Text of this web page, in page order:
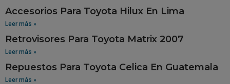
Accesorios Para Toyota Hilux En Lima
Leer más »
Retrovisores Para Toyota Matrix 2007
Leer más »
Repuestos Para Toyota Celica En Guatemala
Leer más »